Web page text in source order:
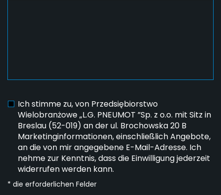
Ich stimme zu, von Przedsiębiorstwo
Wielobranżowe „L.G. PNEUMOT ”Sp. z o.o. mit Sitz in
Breslau (52-019) an der ul. Brochowska 20 B
Marketinginformationen, einschließlich Angebote,
an die von mir angegebene E-Mail-Adresse. Ich
nehme zur Kenntnis, dass die Einwilligung jederzeit
widerrufen werden kann.
* die erforderlichen Felder